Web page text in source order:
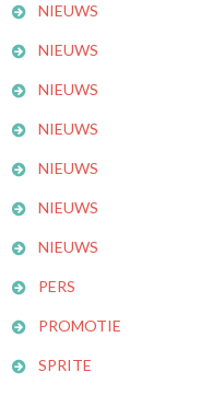
NIEUWS
NIEUWS
NIEUWS
NIEUWS
NIEUWS
NIEUWS
NIEUWS
PERS
PROMOTIE
SPRITE